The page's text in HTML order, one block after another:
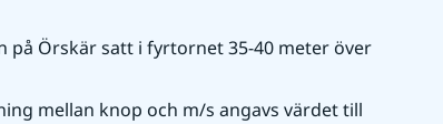
på Örskär satt i fyrtornet 35-40 meter över
mellan knop och m/s angavs värdet till